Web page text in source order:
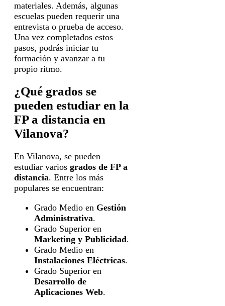
materiales. Además, algunas
escuelas pueden requerir una
entrevista o prueba de acceso.
Una vez completados estos
pasos, podrás iniciar tu
formación y avanzar a tu
propio ritmo.
¿Qué grados se
pueden estudiar en la
FP a distancia en
Vilanova?
En Vilanova, se pueden
estudiar varios grados de FP a
distancia. Entre los más
populares se encuentran:
Grado Medio en Gestión
Administrativa.
Grado Superior en
Marketing y Publicidad.
Grado Medio en
Instalaciones Eléctricas.
Grado Superior en
Desarrollo de
Aplicaciones Web.